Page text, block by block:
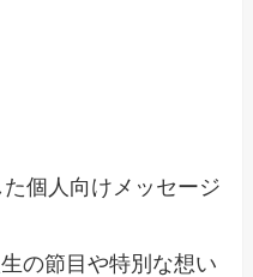
個人向けメッセージ
の節目や特別な想い